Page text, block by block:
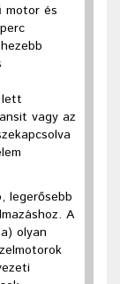
motor és
lett
vagy az
legerősebb
A
olyan